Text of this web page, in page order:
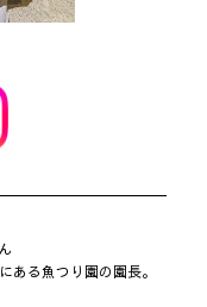
ある魚つり園の園長。